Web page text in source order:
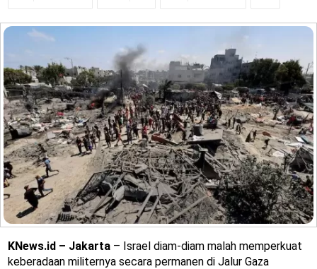
KNews.id – Jakarta – Israel diam-diam malah memperkuat
keberadaan militernya secara permanen di Jalur Gaza